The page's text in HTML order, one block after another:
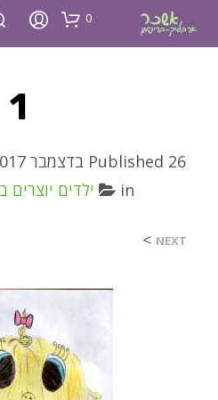
0
1
Published 26 בדצמבר 2017
in
ילדים
NEXT
>